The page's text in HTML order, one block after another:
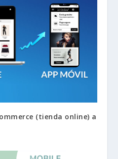
(tienda online) a